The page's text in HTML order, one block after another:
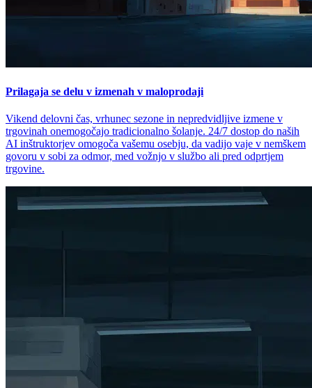
Prilagaja se delu v izmenah v maloprodaji
Vikend delovni čas, vrhunec sezone in nepredvidljive izmene v
trgovinah onemogočajo tradicionalno šolanje. 24/7 dostop do naših
AI inštruktorjev omogoča vašemu osebju, da vadijo vaje v nemškem
govoru v sobi za odmor, med vožnjo v službo ali pred odprtjem
trgovine.